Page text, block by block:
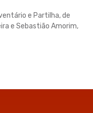
e Partilha, de
e Sebastião Amorim,